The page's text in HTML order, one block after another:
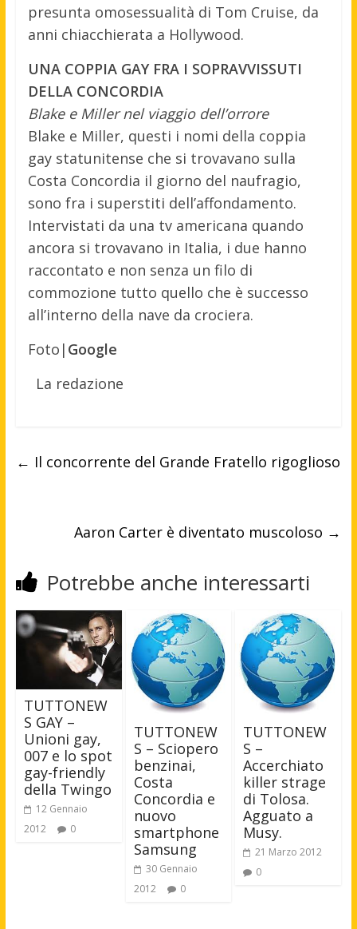
presunta omosessualità di Tom Cruise, da
anni chiacchierata a Hollywood.
UNA COPPIA GAY FRA I SOPRAVVISSUTI
DELLA CONCORDIA
Blake e Miller nel viaggio dell’orrore
Blake e Miller, questi i nomi della coppia
gay statunitense che si trovavano sulla
Costa Concordia il giorno del naufragio,
sono fra i superstiti dell’affondamento.
Intervistati da una tv americana quando
ancora si trovavano in Italia, i due hanno
raccontato e non senza un filo di
commozione tutto quello che è successo
all’interno della nave da crociera.
Foto| Google
La redazione
← Il concorrente del Grande Fratello rigoglioso
Aaron Carter è diventato muscoloso →
Potrebbe anche interessarti
TUTTONEW
S GAY –
Unioni gay,
007 e lo spot
gay-friendly
della Twingo
12 Gennaio
2012
0
TUTTONEW
S – Sciopero
benzinai,
Costa
Concordia e
nuovo
smartphone
Samsung
30 Gennaio
2012
0
TUTTONEW
S –
Accerchiato
killer strage
di Tolosa.
Agguato a
Musy.
21 Marzo 2012
0